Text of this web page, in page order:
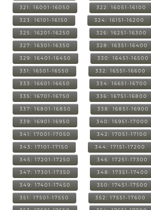
321: 16001-16050 322: 16051-16100
323: 16101-16150 324: 16151-16200
325: 16201-16250 326: 16251-16300
327: 16301-16350 328: 16351-16400
329: 16401-16450 330: 16451-16500
331: 16501-16550 332: 16551-16600
333: 16601-16650 334: 16651-16700
335: 16701-16750 336: 16751-16800
337: 16801-16850 338: 16851-16900
339: 16901-16950 340: 16951-17000
341: 17001-17050 342: 17051-17100
343: 17101-17150 344: 17151-17200
345: 17201-17250 346: 17251-17300
347: 17301-17350 348: 17351-17400
349: 17401-17450 350: 17451-17500
351: 17501-17550 352: 17551-17600